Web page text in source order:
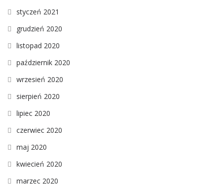
styczeń 2021
grudzień 2020
listopad 2020
październik 2020
wrzesień 2020
sierpień 2020
lipiec 2020
czerwiec 2020
maj 2020
kwiecień 2020
marzec 2020